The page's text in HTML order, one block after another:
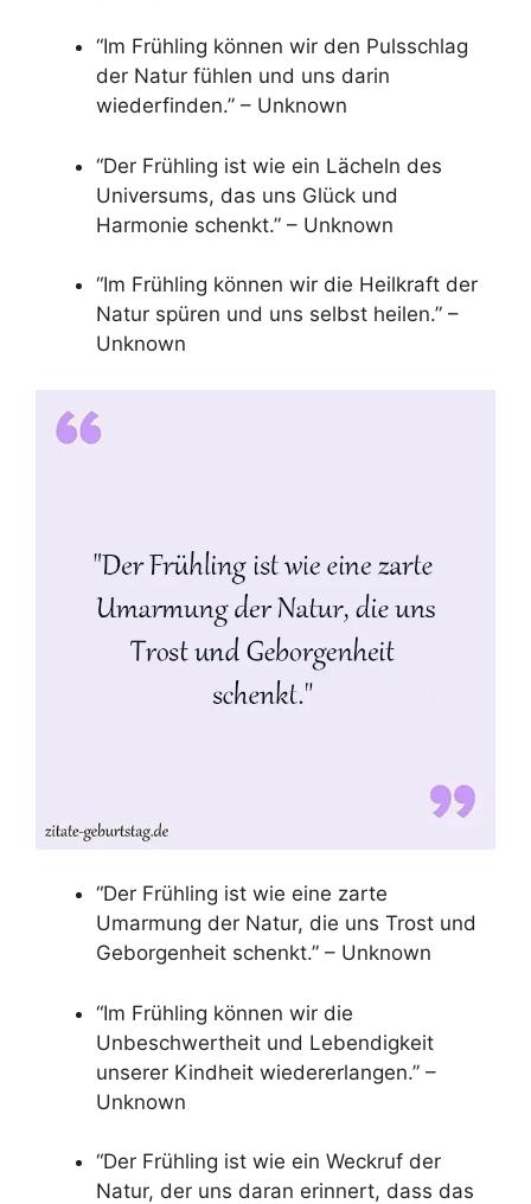
“Im Frühling können wir den Pulsschlag
der Natur fühlen und uns darin
wiederfinden.” – Unknown
“Der Frühling ist wie ein Lächeln des
Universums, das uns Glück und
Harmonie schenkt.” – Unknown
“Im Frühling können wir die Heilkraft der
Natur spüren und uns selbst heilen.” –
Unknown
“Der Frühling ist wie eine zarte
Umarmung der Natur, die uns Trost und
Geborgenheit schenkt.” – Unknown
“Im Frühling können wir die
Unbeschwertheit und Lebendigkeit
unserer Kindheit wiedererlangen.” –
Unknown
“Der Frühling ist wie ein Weckruf der
Natur, der uns daran erinnert, dass das